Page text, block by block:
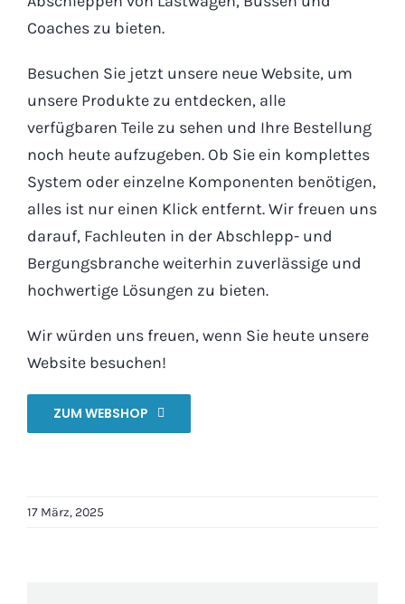
Coaches zu bieten.
Besuchen Sie jetzt unsere neue Website, um
unsere Produkte zu entdecken, alle
verfügbaren Teile zu sehen und Ihre Bestellung
noch heute aufzugeben. Ob Sie ein komplettes
System oder einzelne Komponenten benötigen,
alles ist nur einen Klick entfernt. Wir freuen uns
darauf, Fachleuten in der Abschlepp- und
Bergungsbranche weiterhin zuverlässige und
hochwertige Lösungen zu bieten.
Wir würden uns freuen, wenn Sie heute unsere
Website besuchen!
ZUM WEBSHOP
17 März, 2025